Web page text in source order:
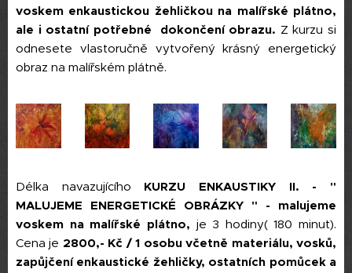
voskem enkaustickou žehličkou na malířské plátno,
ale i ostatní potřebné dokončení obrazu. Z kurzu si
odnesete vlastoručně vytvořený krásný energetický
obraz na malířském plátně.
Délka navazujícího KURZU
ENKAUSTIKY II. - "
MALUJEME ENERGETICKÉ OBRÁZKY "
- malujeme
voskem na malířské plátno, je 3 hodiny( 180 minut).
Cena je 2800,- Kč / 1 osobu včetně materiálu, vosků,
zapůjčení enkaustické žehličky, ostatních pomůceka